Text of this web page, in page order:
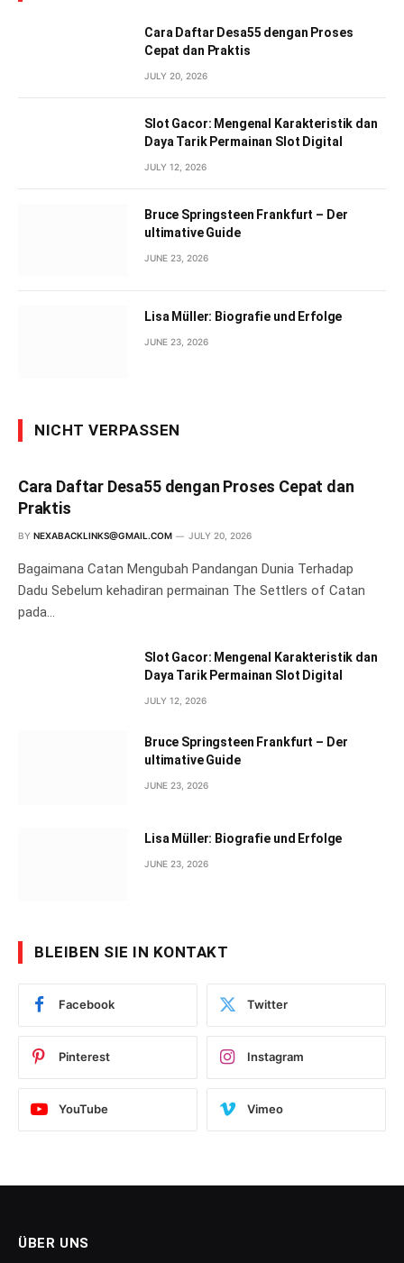
Cara Daftar Desa55 dengan Proses
Cepat dan Praktis
JULY 20, 2026
Slot Gacor: Mengenal Karakteristik dan
Daya Tarik Permainan Slot Digital
JULY 12, 2026
Bruce Springsteen Frankfurt – Der
ultimative Guide
JUNE 23, 2026
Lisa Müller: Biografie und Erfolge
JUNE 23, 2026
NICHT VERPASSEN
Cara Daftar Desa55 dengan Proses Cepat dan
Praktis
BY NEXABACKLINKS@GMAIL.COM JULY 20, 2026
Bagaimana Catan Mengubah Pandangan Dunia Terhadap
Dadu Sebelum kehadiran permainan The Settlers of Catan
pada…
Slot Gacor: Mengenal Karakteristik dan
Daya Tarik Permainan Slot Digital
JULY 12, 2026
Bruce Springsteen Frankfurt – Der
ultimative Guide
JUNE 23, 2026
Lisa Müller: Biografie und Erfolge
JUNE 23, 2026
BLEIBEN SIE IN KONTAKT
Facebook Twitter
Pinterest Instagram
YouTube Vimeo
ÜBER UNS